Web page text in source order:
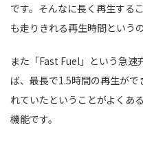
です。そんなに長く再生する
も走りきれる再生時間という
また「Fast Fuel」という急速
ば、最長で1.5時間の再生が
れていたということがよくあ
機能です。